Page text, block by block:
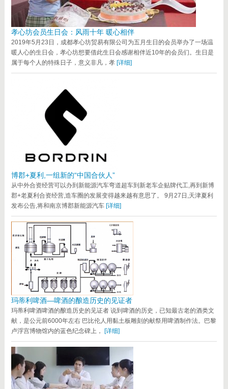
孝心坊会员生日会：风雨十年 暖心相伴
2019年5月23日，成都孝心坊贸易有限公司为五月生日的会员举办了一场温
暖人心的生日会，孝心坊想要借此生日会感谢相伴近10年的会员们。生日是
属于每个人的特殊日子，意义非凡，孝 [详细]
博郡+夏利,一组新的“中国合伙人”
从中外合资经营可以办到新能源汽车弯道超车到新老车企贴牌代工,再到新博
郡+老夏利合资经营,造车圈的发展变得越来越有意思了。 9月27日,天津夏利
发布公告,将和南京博郡新能源汽车 [详细]
玛蒂利啤酒—啤酒的酿造历史的见证者
玛蒂利啤酒啤酒的酿造历史的见证者 说到啤酒的历史，已知最古老的酒类文
献，是公元前6000年左右 巴比伦人用黏土板雕刻的献祭用啤酒制作法。巴黎
卢浮宫博物馆内的蓝色纪念碑上， [详细]